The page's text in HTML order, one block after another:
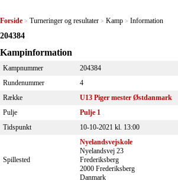
Forside > Turneringer og resultater > Kamp > Information
204384
Kampinformation
Kampnummer
204384
Rundenummer
4
Række
U13 Piger mester Østdanmark
Pulje
Pulje 1
Tidspunkt
10-10-2021 kl. 13:00
Spillested
Nyelandsvejskole
Nyelandsvej 23
Frederiksberg
2000 Frederiksberg
Danmark